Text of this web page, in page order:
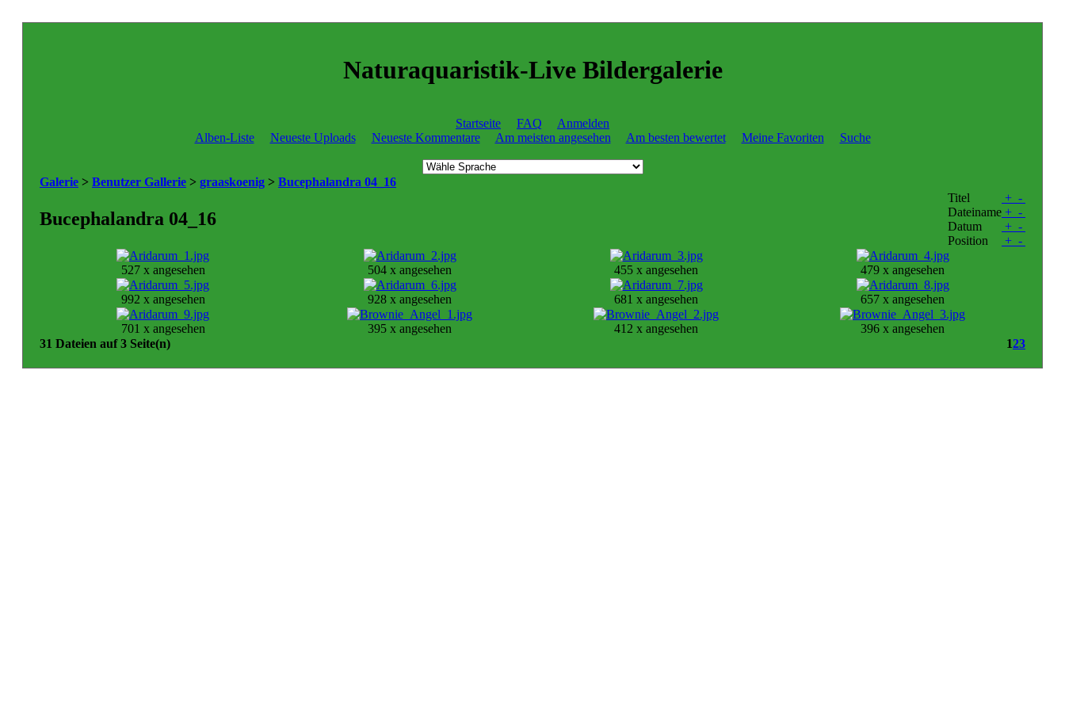
Naturaquaristik-Live Bildergalerie
Startseite FAQ
Anmelden
Alben-Liste
Neueste Uploads Neueste Kommentare Am meisten angesehen Am besten bewertet Meine Favoriten Suche
Galerie > Benutzer Gallerie > graaskoenig > Bucephalandra 04_16
Bucephalandra 04_16
Titel + -
Dateiname + -
Datum
+ -
Position
+ -
527 x angesehen 504 x angesehen 455 x angesehen 479 x angesehen
992 x angesehen 928 x angesehen 681 x angesehen 657 x angesehen
701 x angesehen 395 x angesehen 412 x angesehen
396 x angesehen
31 Dateien auf 3 Seite(n)
123